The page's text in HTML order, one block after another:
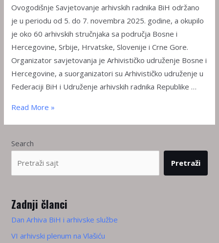
Ovogodišnje Savjetovanje arhivskih radnika BiH održano
je u periodu od 5. do 7. novembra 2025. godine, a okupilo
je oko 60 arhivskih stručnjaka sa područja Bosne i
Hercegovine, Srbije, Hrvatske, Slovenije i Crne Gore.
Organizator savjetovanja je Arhivističko udruženje Bosne i
Hercegovine, a suorganizatori su Arhivističko udruženje u
Federaciji BiH i Udruženje arhivskih radnika Republike …
Arhivsko
2025
Read More »
Search
Pretraži
Zadnji članci
Dan Arhiva BiH i arhivske službe
VI arhivski plenum na Vlašiću